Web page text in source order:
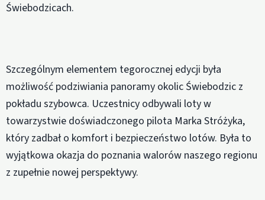
Świebodzicach.
Szczególnym elementem tegorocznej edycji była
możliwość podziwiania panoramy okolic Świebodzic z
pokładu szybowca. Uczestnicy odbywali loty w
towarzystwie doświadczonego pilota Marka Stróżyka,
który zadbał o komfort i bezpieczeństwo lotów. Była to
wyjątkowa okazja do poznania walorów naszego regionu
z zupełnie nowej perspektywy.